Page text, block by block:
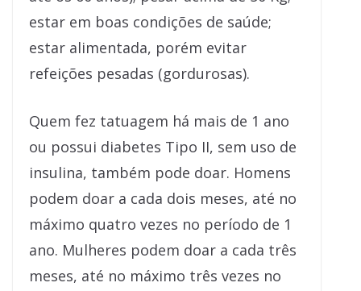
estar em boas condições de saúde;
estar alimentada, porém evitar
refeições pesadas (gordurosas).
Quem fez tatuagem há mais de 1 ano
ou possui diabetes Tipo II, sem uso de
insulina, também pode doar. Homens
podem doar a cada dois meses, até no
máximo quatro vezes no período de 1
ano. Mulheres podem doar a cada três
meses, até no máximo três vezes no